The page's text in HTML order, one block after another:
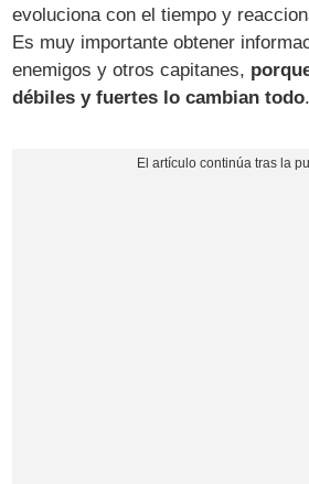
evoluciona con el tiempo y
Es muy importante obtener
enemigos y otros capitanes,
débiles y fuertes lo cambian todo.